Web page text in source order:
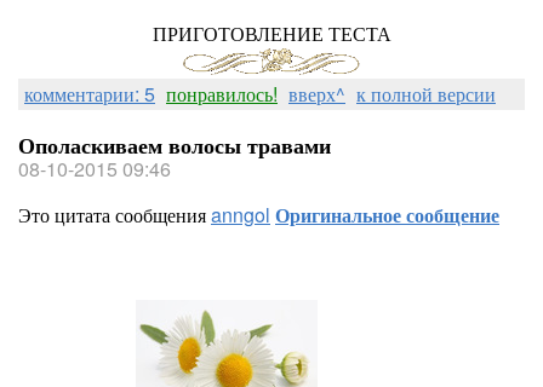
ПРИГОТОВЛЕНИЕ ТЕСТА
комментарии: 5 понравилось! вверх^ к полной версии
Ополаскиваем волосы травами
08-10-2015 09:46
Это цитата сообщенияanngol Оригинальное сообщение